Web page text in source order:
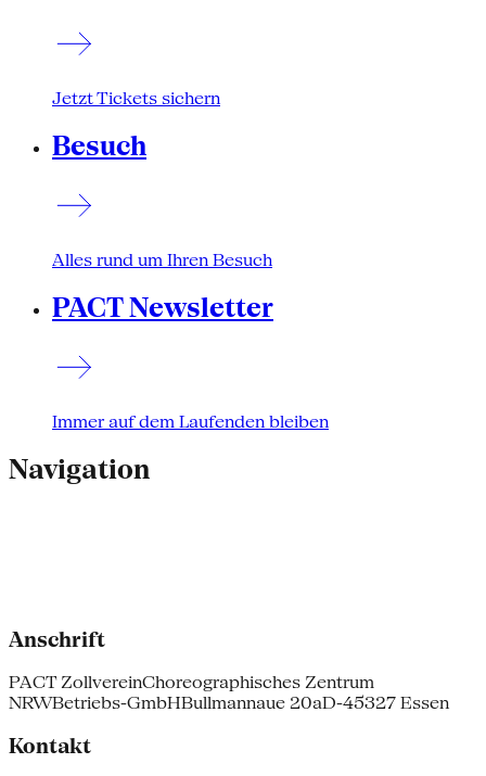
Jetzt Tickets sichern
Besuch
Alles rund um Ihren Besuch
PACT Newsletter
Immer auf dem Laufenden bleiben
Navigation
Anschrift
PACT ZollvereinChoreographisches Zentrum
NRWBetriebs-GmbHBullmannaue 20aD-45327 Essen
Kontakt